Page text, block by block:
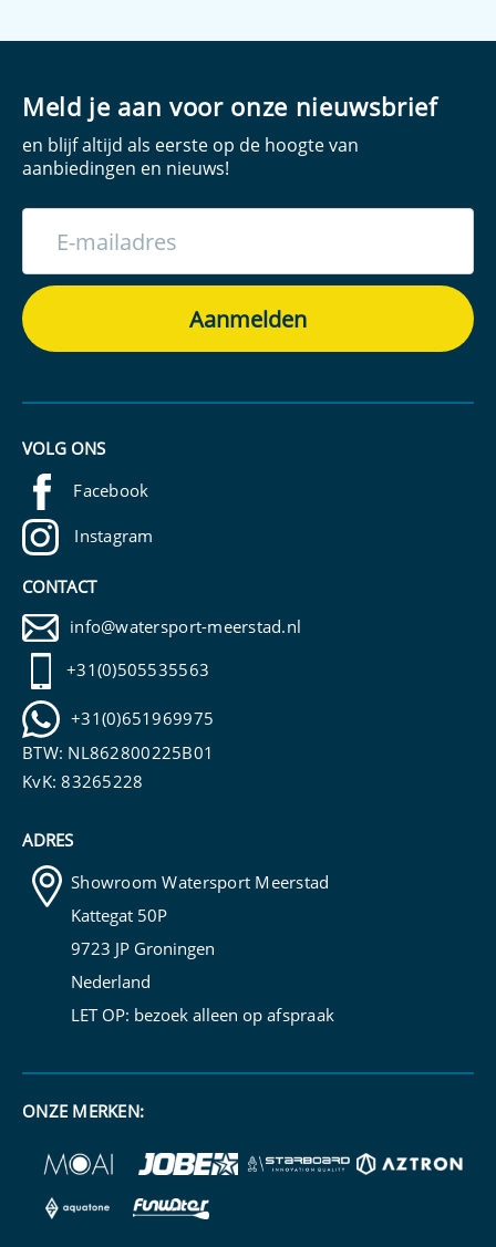
Meld je aan voor onze nieuwsbrief
en blijf altijd als eerste op de hoogte van
aanbiedingen en nieuws!
VOLG ONS
Facebook
Instagram
CONTACT
info@watersport-meerstad.nl
+31(0)505535563
+31(0)651969975
BTW: NL862800225B01
KvK: 83265228
ADRES
Showroom Watersport Meerstad
Kattegat 50P
9723 JP Groningen
Nederland
LET OP: bezoek alleen op afspraak
ONZE MERKEN: